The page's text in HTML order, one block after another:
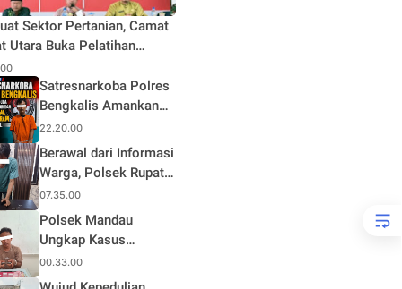
Sektor Pertanian, Camat
Utara Buka Pelatihan
dan Pengelolaan Hasil
Pertanian di Desa Teluk
Satresnarkoba Polres
Bengkalis Amankan
Terduga Pengedar
Sabu di Mandau, Sita
1,59 Gram Barang
Bukti
22.20.00
Berawal dari Informasi
Warga, Polsek Rupat
Ungkap Kasus Sabu
dan Amankan Seorang
Pria
07.35.00
Polsek Mandau
Ungkap Kasus
Narkotika, Seorang
Pria Diamankan
00.33.00